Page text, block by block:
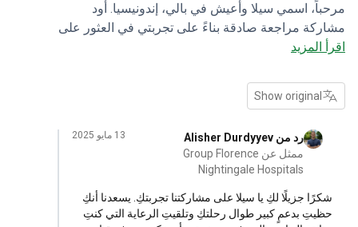
اسمي سيلا وأعيش في بالي، إندونيسيا. أود
مراجعة صادقة بناءً على تجربتي في العثور على
طبي وطبيب ومستشفى لحالتي. تم تشخيص
الرابعة التي تطلبت إجراء عملية جراحية مبكرة.
في البداية إلى المستشفى في بالي، لكن
لديهم المعدات اللازمة لإجراء الجراحة. في
صغيرة مثل بالي، لم يكن من السهل العثور على
مناسب. لحسن الحظ، ساعدني صديقي
في التواصل مع مدير طبي من شركة بوكيميد.
وجدنا أليشر، المدير الطبي، والبروفيسور الدكتور
Show original
رد من Alisher Durdyyev
ممثل عن Group Florence
Nightingale Hospitals
جزيلًا لكِ يا سيلا على مشاركتنا تجربتكِ. يسعدنا أنكِ
بدعمٍ كبير طوال رحلتكِ وتلقيتِ الرعاية التي كنتِ